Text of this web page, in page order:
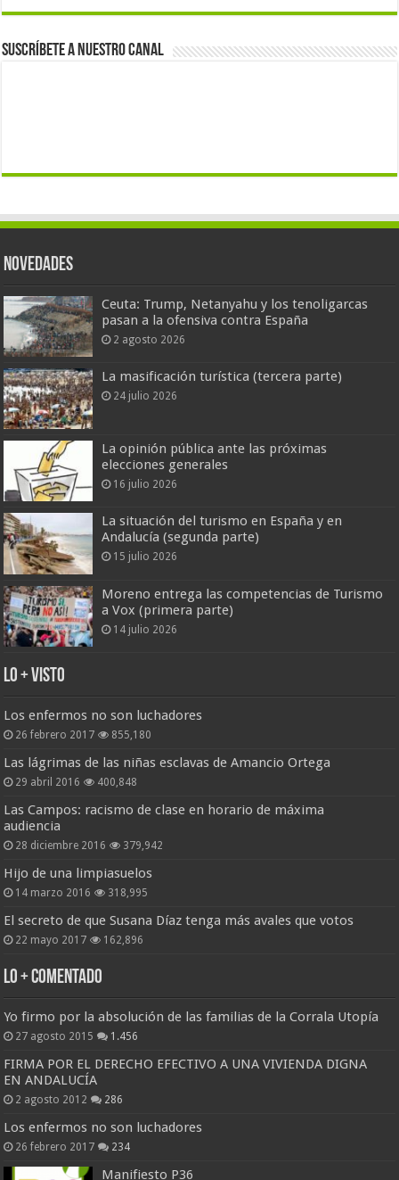
Suscríbete a nuestro canal
Novedades
Ceuta: Trump, Netanyahu y los tenoligarcas
pasan a la ofensiva contra España
2 agosto 2026
La masificación turística (tercera parte)
24 julio 2026
La opinión pública ante las próximas
elecciones generales
16 julio 2026
La situación del turismo en España y en
Andalucía (segunda parte)
15 julio 2026
Moreno entrega las competencias de Turismo
a Vox (primera parte)
14 julio 2026
Lo + Visto
Los enfermos no son luchadores
26 febrero 2017 855,180
Las lágrimas de las niñas esclavas de Amancio Ortega
29 abril 2016 400,848
Las Campos: racismo de clase en horario de máxima
audiencia
28 diciembre 2016 379,942
Hijo de una limpiasuelos
14 marzo 2016 318,995
El secreto de que Susana Díaz tenga más avales que votos
22 mayo 2017 162,896
Lo + Comentado
Yo firmo por la absolución de las familias de la Corrala Utopía
27 agosto 2015 1.456
FIRMA POR EL DERECHO EFECTIVO A UNA VIVIENDA DIGNA
EN ANDALUCÍA
2 agosto 2012 286
Los enfermos no son luchadores
26 febrero 2017 234
Manifiesto P36